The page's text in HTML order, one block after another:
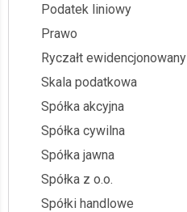
Podatek liniowy
Prawo
Ryczałt ewidencjonowany
Skala podatkowa
Spółka akcyjna
Spółka cywilna
Spółka jawna
Spółka z o.o.
Spółki handlowe